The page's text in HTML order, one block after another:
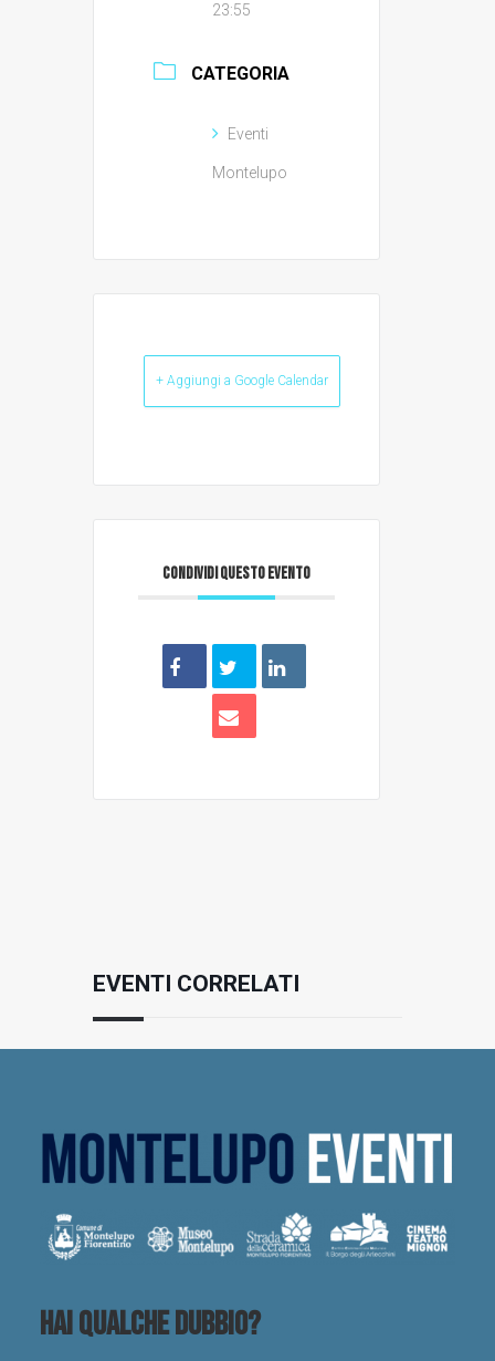
23:55
CATEGORIA
Eventi
Montelupo
+ Aggiungi a Google Calendar
CONDIVIDI QUESTO EVENTO
EVENTI CORRELATI
Hai qualche dubbio?